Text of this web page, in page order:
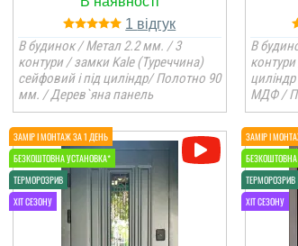
1
В будинок / Метал 2.2 мм. / 3
контури / замки Kale (Туреччина)
сейфовий і під циліндр/ Полотно 90
мм. / Дерев`яна панель
В
МДФ /